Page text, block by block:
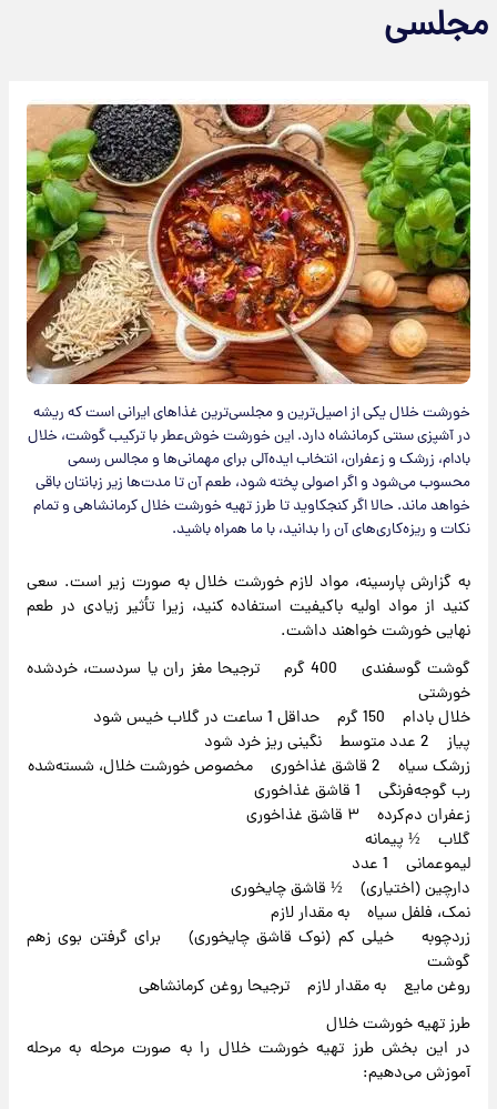
مجلسی
خورشت خلال یکی از اصیل‌ترین و مجلسی‌ترین غذاهای ایرانی است که ریشه
در آشپزی سنتی کرمانشاه دارد. این خورشت خوش‌عطر با ترکیب گوشت، خلال
بادام، زرشک و زعفران، انتخاب ایده‌آلی برای مهمانی‌ها و مجالس رسمی
محسوب می‌شود و اگر اصولی پخته شود، طعم آن تا مدت‌ها زیر زبانتان باقی
خواهد ماند. حالا اگر کنجکاوید تا طرز تهیه خورشت خلال کرمانشاهی و تمام
نکات و ریزه‌کاری‌های آن را بدانید، با ما همراه باشید.
به گزارش پارسینه، مواد لازم خورشت خلال به صورت زیر است. سعی
کنید از مواد اولیه باکیفیت استفاده کنید، زیرا تأثیر زیادی در طعم
نهایی خورشت خواهند داشت.
گوشت گوسفندی 400 گرم ترجیحا مغز ران یا سردست، خردشده
خورشتی
خلال بادام 150 گرم حداقل 1 ساعت در گلاب خیس شود
پیاز 2 عدد متوسط نگینی ریز خرد شود
زرشک سیاه 2 قاشق غذاخوری مخصوص خورشت خلال، شسته‌شده
رب گوجه‌فرنگی 1 قاشق غذاخوری
زعفران دم‌کرده ۳ قاشق غذاخوری
گلاب ½ پیمانه
لیموعمانی 1 عدد
دارچین (اختیاری) ½ قاشق چایخوری
نمک، فلفل سیاه به مقدار لازم
زردچوبه خیلی کم (نوک قاشق چایخوری) برای گرفتن بوی زهم
گوشت
روغن مایع به مقدار لازم ترجیحا روغن کرمانشاهی
طرز تهیه خورشت خلال
در این بخش طرز تهیه خورشت خلال را به صورت مرحله به مرحله
آموزش می‌دهیم: